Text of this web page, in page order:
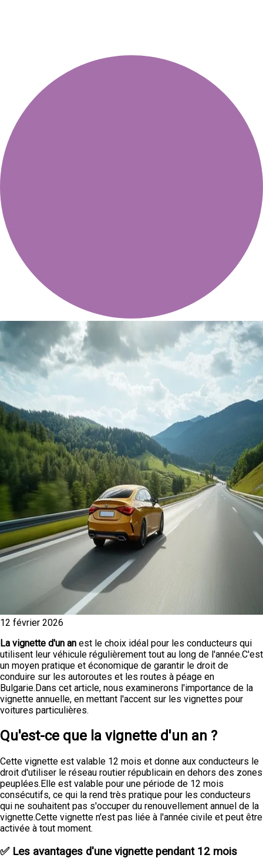
12 février 2026
La vignette d'un an est le choix idéal pour les conducteurs qui
utilisent leur véhicule régulièrement tout au long de l'année.C'est
un moyen pratique et économique de garantir le droit de
conduire sur les autoroutes et les routes à péage en
Bulgarie.Dans cet article, nous examinerons l'importance de la
vignette annuelle, en mettant l'accent sur les vignettes pour
voitures particulières.
Qu'est-ce que la vignette d'un an ?
Cette vignette est valable 12 mois et donne aux conducteurs le
droit d'utiliser le réseau routier républicain en dehors des zones
peuplées.Elle est valable pour une période de 12 mois
consécutifs, ce qui la rend très pratique pour les conducteurs
qui ne souhaitent pas s'occuper du renouvellement annuel de la
vignette.Cette vignette n'est pas liée à l'année civile et peut être
activée à tout moment.
✅ Les avantages d'une vignette pendant 12 mois